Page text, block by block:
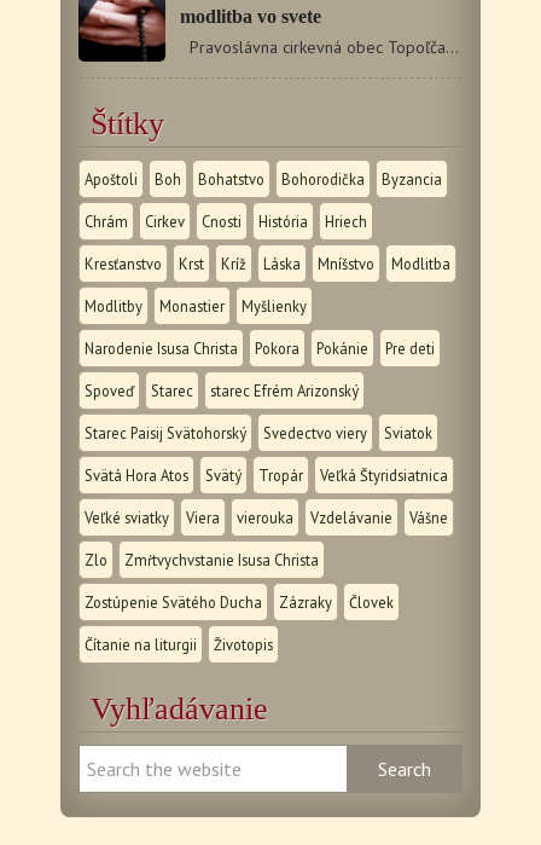
modlitba vo svete
Pravoslávna cirkevná obec Topoľčany vás pozýva…
Štítky
Apoštoli Boh Bohatstvo Bohorodička Byzancia
Chrám Cirkev Cnosti História Hriech
Kresťanstvo Krst Kríž Láska Mníšstvo Modlitba
Modlitby Monastier Myšlienky
Narodenie Isusa Christa Pokora Pokánie Pre deti
Spoveď Starec starec Efrém Arizonský
Starec Paisij Svätohorský Svedectvo viery Sviatok
Svätá Hora Atos Svätý Tropár Veľká Štyridsiatnica
Veľké sviatky Viera vierouka Vzdelávanie Vášne
Zlo Zmŕtvychvstanie Isusa Christa
Zostúpenie Svätého Ducha Zázraky Človek
Čítanie na liturgii Životopis
Vyhľadávanie